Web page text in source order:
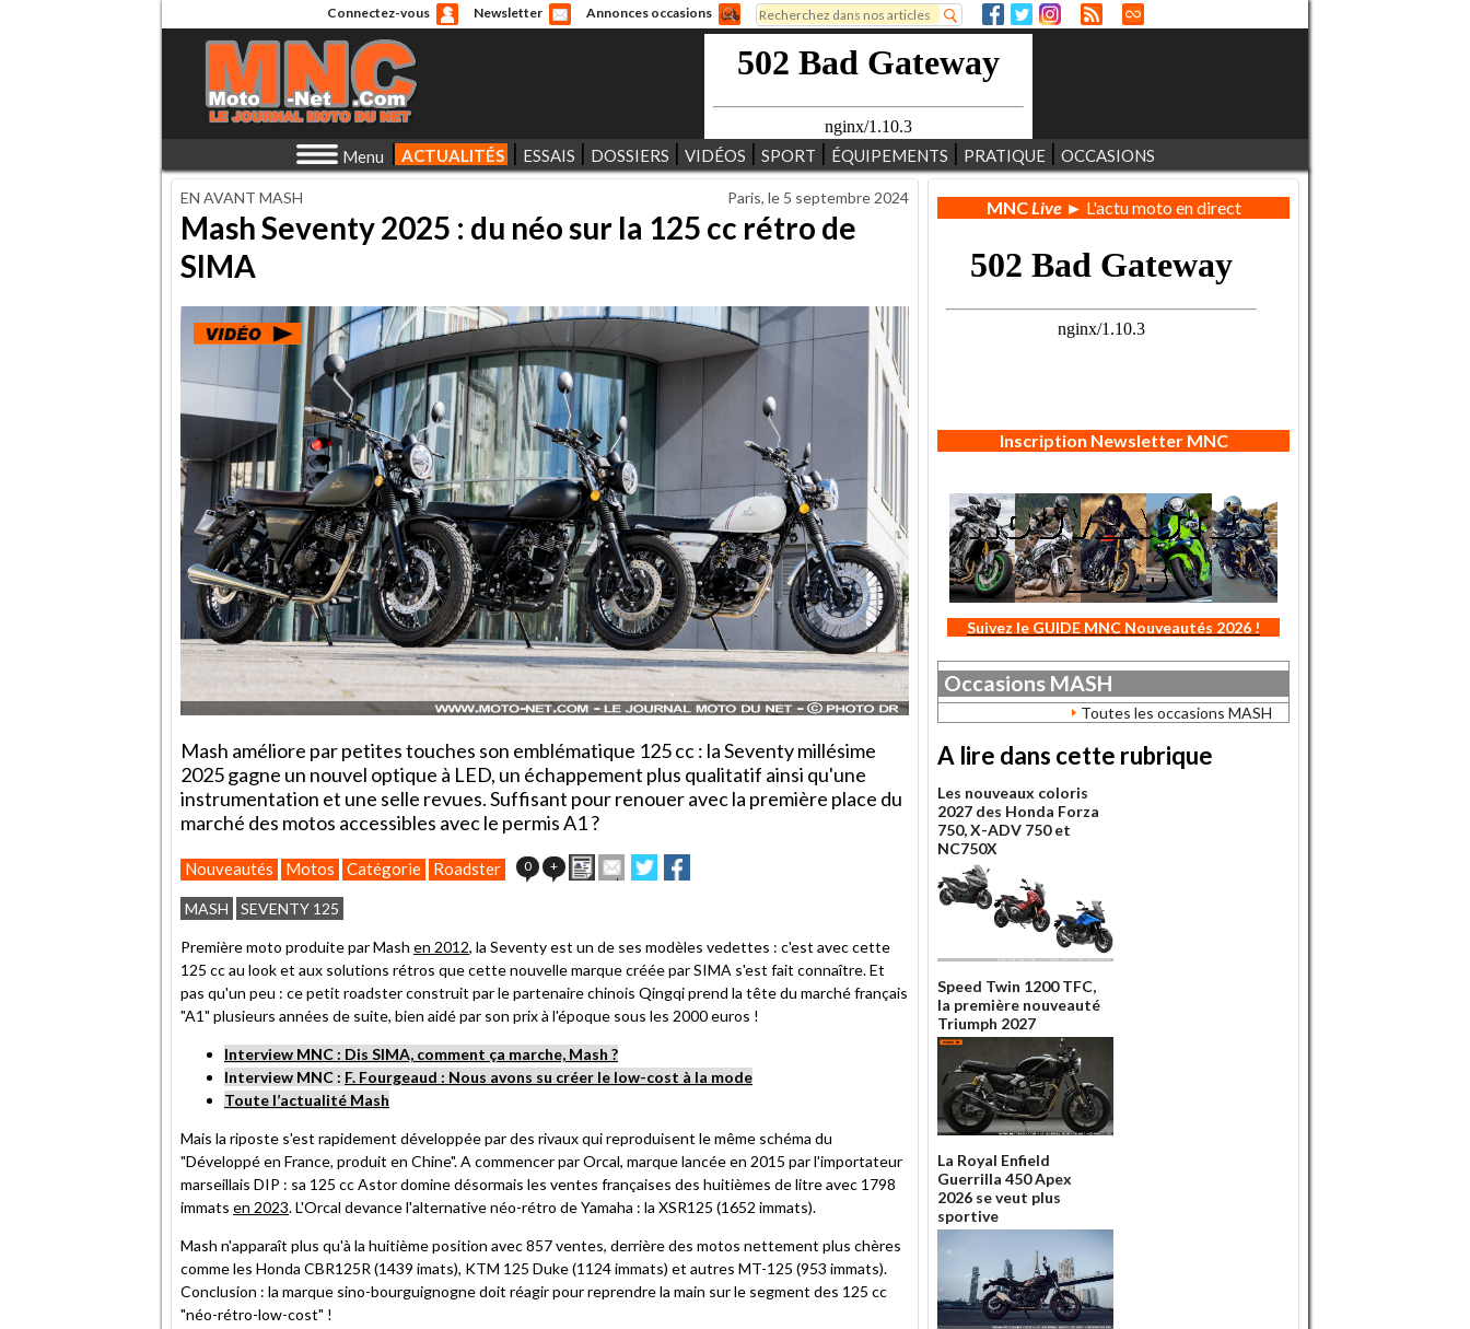
Connectez-vous Newsletter Annonces occasions
Formulaire de recherche
Rechercher
Menu ACTUALITÉS ESSAIS DOSSIERS VIDÉOS SPORT ÉQUIPEMENTS PRATIQUE OCCASIONS
EN AVANT MASH Paris, le 5 septembre 2024
Mash Seventy 2025 : du néo sur la 125 cc rétro de
SIMA
Mash améliore par petites touches son emblématique 125 cc : la Seventy millésime
2025 gagne un nouvel optique à LED, un échappement plus qualitatif ainsi qu'une
instrumentation et une selle revues. Suffisant pour renouer avec la première place du
marché des motos accessibles avec le permis A1 ?
Nouveautés Motos Catégorie Roadster 0 + ImprimerEnvoyer
cet
un
ami
Partager
sur
sur
MASH SEVENTY 125
Première moto produite par Mash en 2012, la Seventy est un de ses modèles vedettes : c'est avec cette
125 cc au look et aux solutions rétros que cette nouvelle marque créée par SIMA s'est fait connaître. Et
pas qu'un peu : ce petit roadster construit par le partenaire chinois Qingqi prend la tête du marché français
"A1" plusieurs années de suite, bien aidé par son prix à l'époque sous les 2000 euros !
Interview MNC : Dis SIMA, comment ça marche, Mash ?
Interview MNC : F. Fourgeaud : Nous avons su créer le low-cost à la mode
Toute l’actualité Mash
Mais la riposte s'est rapidement développée par des rivaux qui reproduisent le même schéma du
"Développé en France, produit en Chine". A commencer par Orcal, marque lancée en 2015 par l'importateur
marseillais DIP : sa 125 cc Astor domine désormais les ventes françaises des huitièmes de litre avec 1798
immats en 2023. L'Orcal devance l'alternative néo-rétro de Yamaha : la XSR125 (1652 immats).
Mash n'apparaît plus qu'à la huitième position avec 857 ventes, derrière des motos nettement plus chères
comme les Honda CBR125R (1439 imats), KTM 125 Duke (1124 immats) et autres MT-125 (953 immats).
Conclusion : la marque sino-bourguignogne doit réagir pour reprendre la main sur le segment des 125 cc
"néo-rétro-low-cost" !
MNCLive► L'actu moto en direct
Inscription Newsletter MNC
Suivez le GUIDE MNC Nouveautés 2026 !
Occasions MASH
Toutes les occasions MASH
A lire dans cette rubrique
Les nouveaux coloris
2027 des Honda Forza
750, X-ADV 750 et
NC750X
Speed Twin 1200 TFC,
la première nouveauté
Triumph 2027
La Royal Enfield
Guerrilla 450 Apex
2026 se veut plus
sportive